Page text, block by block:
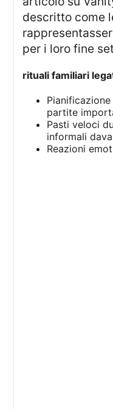
descritto come
per i loro fine
rituali familiari
partite
Pasti veloci
informali
Reazioni